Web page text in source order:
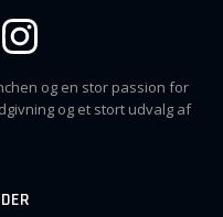
og en stor passion for
og et stort udvalg af